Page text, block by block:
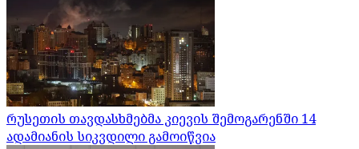
რუსეთის თავდასხმებმა კიევის შემოგარენში 14
ადამიანის სიკვდილი გამოიწვია